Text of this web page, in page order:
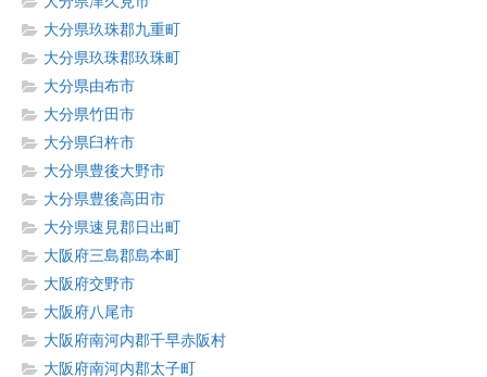
大分県玖珠郡九重町
大分県玖珠郡玖珠町
大分県由布市
大分県竹田市
大分県臼杵市
大分県豊後大野市
大分県豊後高田市
大分県速見郡日出町
大阪府三島郡島本町
大阪府交野市
大阪府八尾市
大阪府南河内郡千早赤阪村
大阪府南河内郡太子町